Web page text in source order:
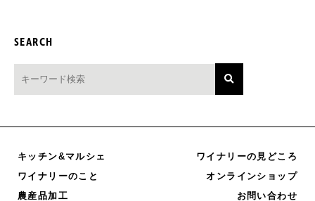
SEARCH
キッチン&マルシェ
ワイナリーのこと
農産品加工
ワイナリーの見どころ
オンラインショップ
お問い合わせ